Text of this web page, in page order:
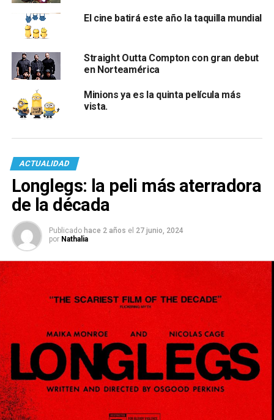
El cine batirá este año la taquilla mundial
Straight Outta Compton con gran debut
en Norteamérica
Minions ya es la quinta película más
vista.
ACTUALIDAD
Longlegs: la peli más aterradora
de la década
Publicado hace 2 años el 27 junio, 2024
por Nathalia